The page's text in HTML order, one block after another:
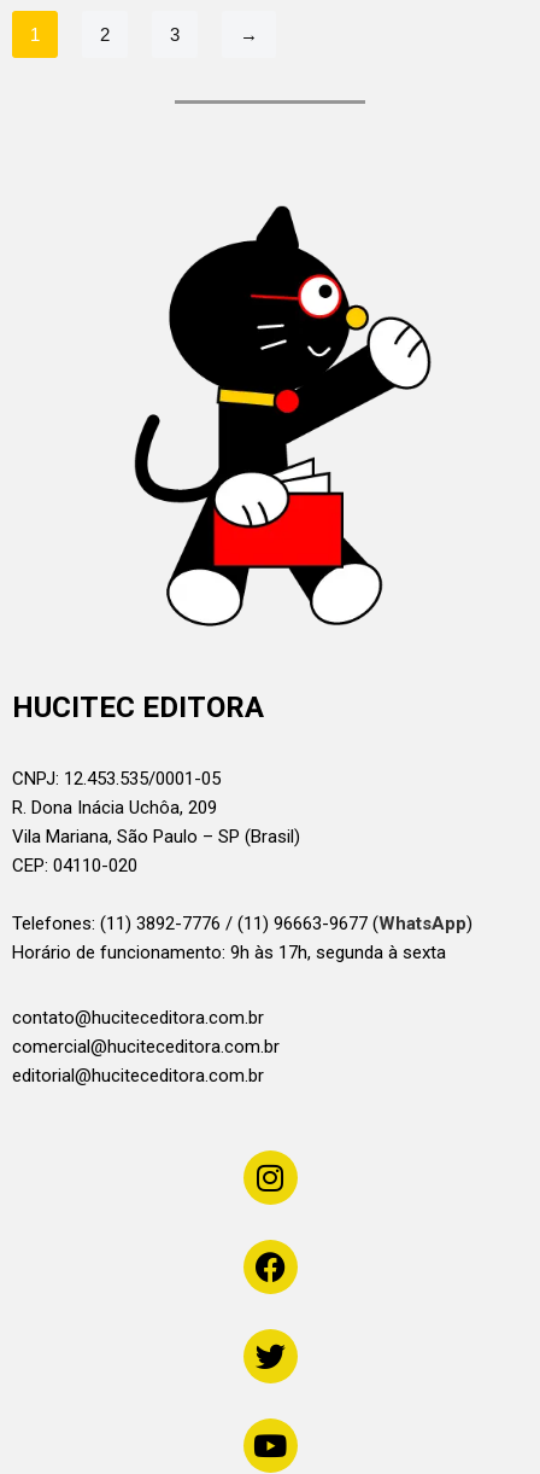
1 2 3 →
HUCITEC EDITORA
CNPJ: 12.453.535/0001-05
R. Dona Inácia Uchôa, 209
Vila Mariana, São Paulo – SP (Brasil)
CEP: 04110-020
Telefones: (11) 3892-7776 / (11) 96663-9677 (WhatsApp)
Horário de funcionamento: 9h às 17h, segunda à sexta
contato@huciteceditora.com.br
comercial@huciteceditora.com.br
editorial@huciteceditora.com.br